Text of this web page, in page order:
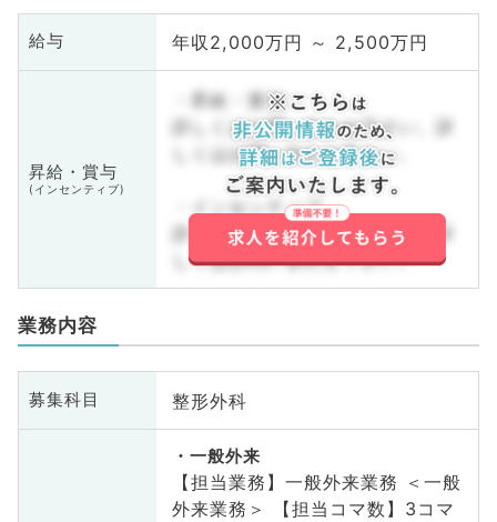
給与 年収2,000万円 ～ 2,500万円
昇給・賞与
(インセンティブ)
・昇給・賞与
詳しくはお問い合わせ下さい。詳
しくはお問い合わせ下さい。
・インセンティブ
詳しくはお問い合わせ下さい。詳
しくはお問い合わせ下さい。
業務内容
募集科目 整形外科
一般外来
【担当業務】一般外来業務 ＜一般
外来業務＞ 【担当コマ数】3コマ